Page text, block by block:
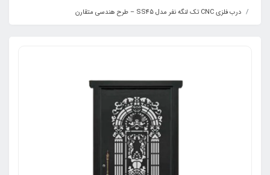
درب فلزی CNC تک لنگه نفر مدل SS45 – طرح هندسی متقارن